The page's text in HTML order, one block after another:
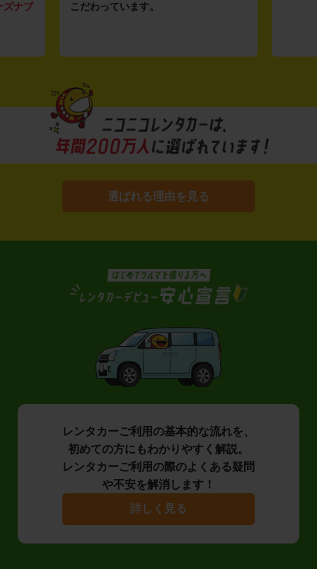
ズナブ
こだわっています。
選ばれる理由を見る
レンタカーご利用の基本的な流れを、
初めての方にもわかりやすく解説。
レンタカーご利用の際のよくある疑問
や不安を解消します！
詳しく見る